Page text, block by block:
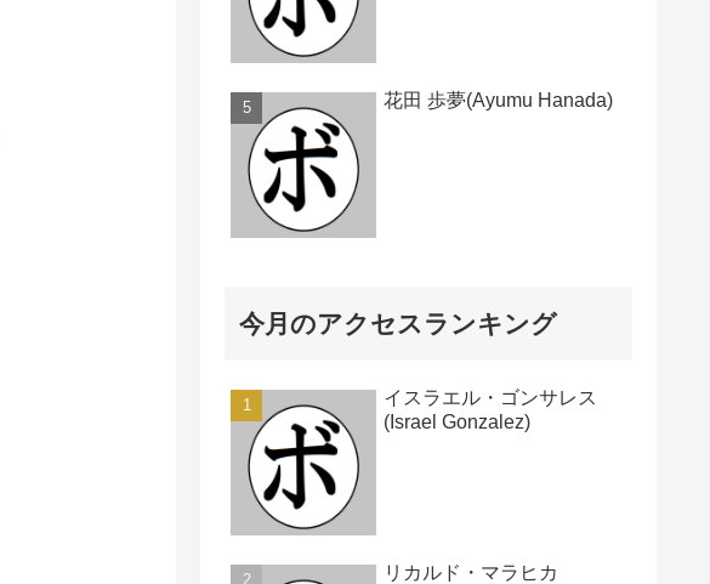
花田 歩夢(Ayumu Hanada)
今月のアクセスランキング
イスラエル・ゴンサレス
(Israel Gonzalez)
リカルド・マラヒカ